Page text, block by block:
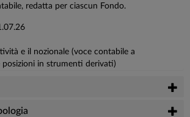
redatta per ciascun Fondo.
e il nozionale (voce contabile a
posizioni in strumenti derivati)